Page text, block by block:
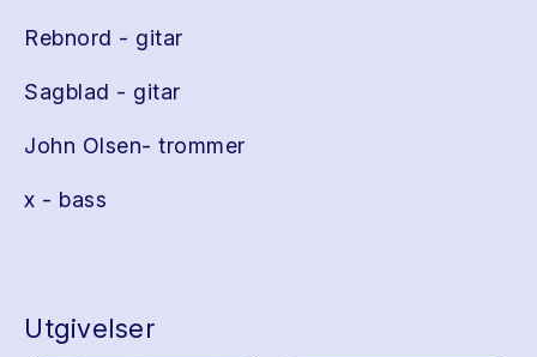
Rebnord - gitar
Sagblad - gitar
John Olsen- trommer
x - bass
Utgivelser